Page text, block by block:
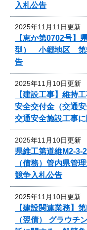
入札公告
2025年11月11日更新
【恵か第0702号】
型） 小郷地区 第5
告
2025年11月10日更新
【建設工事】維持
安全交付金（交通
交通安全施設工事
2025年11月10日更新
県維工第道維M2-3-
（債務）管内県管
競争入札公告
2025年11月10日更新
【建設関連業務】
（翌債） グラウチ